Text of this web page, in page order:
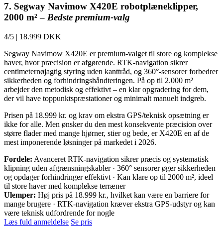
7. Segway Navimow X420E robotplæneklipper,
2000 m² – Bedste premium-valg
4/5 | 18.999 DKK
Segway Navimow X420E er premium-valget til store og komplekse
haver, hvor præcision er afgørende. RTK-navigation sikrer
centimeternøjagtig styring uden kanttråd, og 360°-sensorer forbedrer
sikkerheden og forhindringshåndteringen. På op til 2.000 m²
arbejder den metodisk og effektivt – en klar opgradering for dem,
der vil have toppunktspræstationer og minimalt manuelt indgreb.
Prisen på 18.999 kr. og krav om ekstra GPS/teknisk opsætning er
ikke for alle. Men ønsker du den mest konsekvente præcision over
større flader med mange hjørner, stier og bede, er X420E en af de
mest imponerende løsninger på markedet i 2026.
Fordele: Avanceret RTK-navigation sikrer præcis og systematisk
klipning uden afgrænsningskabler · 360° sensorer øger sikkerheden
og opdager forhindringer effektivt · Kan klare op til 2000 m², ideel
til store haver med komplekse terræner
Ulemper: Høj pris på 18.999 kr., hvilket kan være en barriere for
mange brugere · RTK-navigation kræver ekstra GPS-udstyr og kan
være teknisk udfordrende for nogle
Læs fuld anmeldelse Se pris